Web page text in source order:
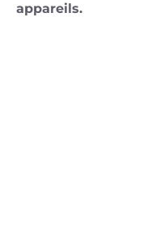
appareils.